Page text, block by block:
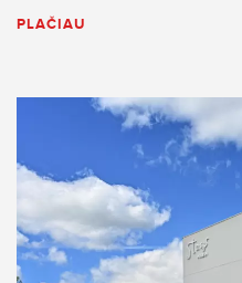
PLAČIAU